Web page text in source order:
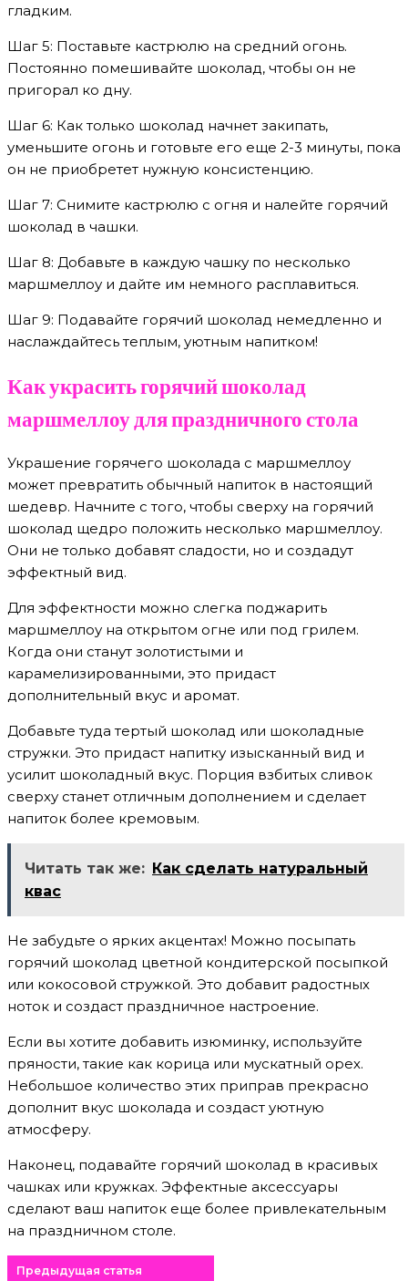
гладким.
Шаг 5: Поставьте кастрюлю на средний огонь.
Постоянно помешивайте шоколад, чтобы он не
пригорал ко дну.
Шаг 6: Как только шоколад начнет закипать,
уменьшите огонь и готовьте его еще 2-3 минуты, пока
он не приобретет нужную консистенцию.
Шаг 7: Снимите кастрюлю с огня и налейте горячий
шоколад в чашки.
Шаг 8: Добавьте в каждую чашку по несколько
маршмеллоу и дайте им немного расплавиться.
Шаг 9: Подавайте горячий шоколад немедленно и
наслаждайтесь теплым, уютным напитком!
Как украсить горячий шоколад
маршмеллоу для праздничного стола
Украшение горячего шоколада с маршмеллоу
может превратить обычный напиток в настоящий
шедевр. Начните с того, чтобы сверху на горячий
шоколад щедро положить несколько маршмеллоу.
Они не только добавят сладости, но и создадут
эффектный вид.
Для эффектности можно слегка поджарить
маршмеллоу на открытом огне или под грилем.
Когда они станут золотистыми и
карамелизированными, это придаст
дополнительный вкус и аромат.
Добавьте туда тертый шоколад или шоколадные
стружки. Это придаст напитку изысканный вид и
усилит шоколадный вкус. Порция взбитых сливок
сверху станет отличным дополнением и сделает
напиток более кремовым.
Читать так же: Как сделать натуральный
квас
Не забудьте о ярких акцентах! Можно посыпать
горячий шоколад цветной кондитерской посыпкой
или кокосовой стружкой. Это добавит радостных
ноток и создаст праздничное настроение.
Если вы хотите добавить изюминку, используйте
пряности, такие как корица или мускатный орех.
Небольшое количество этих приправ прекрасно
дополнит вкус шоколада и создаст уютную
атмосферу.
Наконец, подавайте горячий шоколад в красивых
чашках или кружках. Эффектные аксессуары
сделают ваш напиток еще более привлекательным
на праздничном столе.
Предыдущая статья